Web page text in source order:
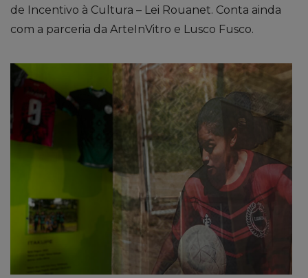
de Incentivo à Cultura – Lei Rouanet. Conta ainda
com a parceria da ArteInVitro e Lusco Fusco.